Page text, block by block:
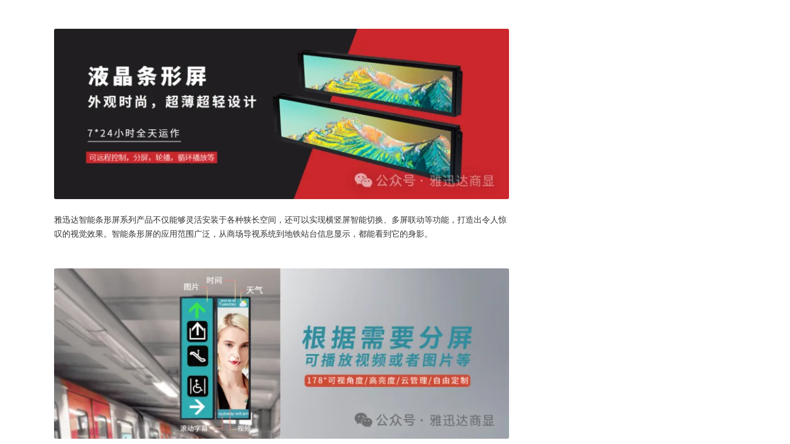
雅迅达智能条形屏系列产品不仅能够灵活安装于各种狭长空间，还可以实现横竖屏智能切换、多屏联动等功能，打造出令人惊
叹的视觉效果。智能条形屏的应用范围广泛，从商场导视系统到地铁站台信息显示，都能看到它的身影。